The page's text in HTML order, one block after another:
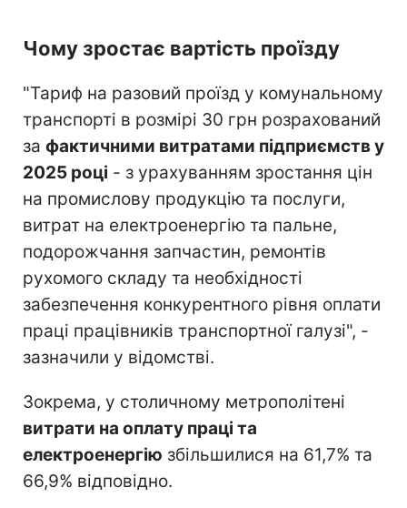
Чому зростає вартість проїзду
"Тариф на разовий проїзд у комунальному
транспорті в розмірі 30 грн розрахований
за фактичними витратами підприємств у
2025 році - з урахуванням зростання цін
на промислову продукцію та послуги,
витрат на електроенергію та пальне,
подорожчання запчастин, ремонтів
рухомого складу та необхідності
забезпечення конкурентного рівня оплати
праці працівників транспортної галузі", -
зазначили у відомстві.
Зокрема, у столичному метрополітені
витрати на оплату праці та
електроенергію збільшилися на 61,7% та
66,9% відповідно.